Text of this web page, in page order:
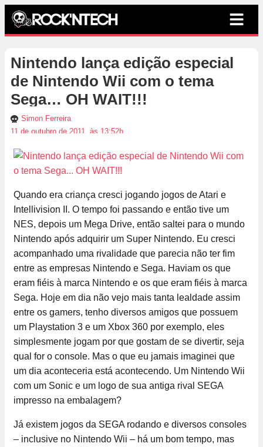
Nintendo lança edição especial
de Nintendo Wii com o tema
Sega… OH WAIT!!!
Simon Ferreira
11 de outubro de 2011, às 13:52h
Quando era criança cresci jogando jogos de Atari e
Intellivision II. O tempo foi passando e então tive um
NES, depois um Mega Drive, então saltei para o mundo
Nintendo após adquirir um Super Nintendo. Eu cresci
acompanhado uma rivalidade que parecia não ter fim
entre as empresas Nintendo e Sega. Haviam os que
eram fiéis à marca Nintendo e os que eram fiéis à marca
Sega. Hoje em dia não vejo mais tanta lealdade assim
entre os gamers, tenho diversos amigos que possuem
um Playstation 3 e um Xbox 360 por exemplo, eles
simplesmente jogam por que gostam de se divertir, seja
qual for o console. Mas o que eu jamais imaginei que
um dia aconteceria está acontecendo. Um Nintendo Wii
com um Sonic e um logo de sua antiga rival SEGA
impresso na embalagem?
Já existem jogos da SEGA rodando e diversos consoles
– inclusive no Nintendo Wii – há um bom tempo, mas